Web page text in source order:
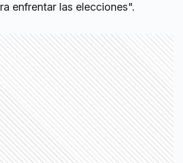
enfrentar las elecciones".